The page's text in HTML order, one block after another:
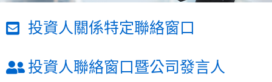
We'd love to hear
投資人關係特定聯絡窗口
投資人聯絡窗口暨公司發言人​